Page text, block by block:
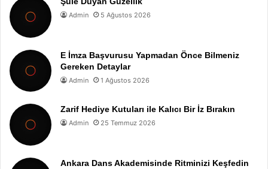
Admin 5 Ağustos 2026
E İmza Başvurusu Yapmadan Önce Bilmeniz
Gereken Detaylar
Admin 1 Ağustos 2026
Zarif Hediye Kutuları ile Kalıcı Bir İz Bırakın
Admin 25 Temmuz 2026
Ankara Dans Akademisinde Ritminizi Keşfedin